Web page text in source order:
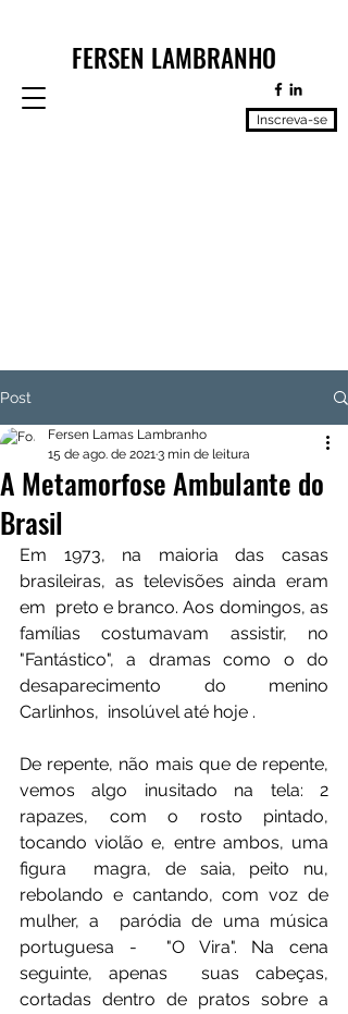
FERSEN LAMBRANHO
Inscreva-se
Post
A Metamorfose Ambulante do
Brasil
Fersen Lamas Lambranho
15 de ago. de 20213 min de leitura
Em 1973, na maioria das casas
brasileiras, as televisões ainda eram
em  preto e branco. Aos domingos, as
famílias costumavam assistir, no
"Fantástico", a dramas como o do
desaparecimento do menino
Carlinhos,  insolúvel até hoje .
De repente, não mais que de repente,
vemos algo inusitado na tela: 2
rapazes, com o rosto pintado,
tocando violão e, entre ambos, uma
figura  magra, de saia, peito nu,
rebolando e cantando, com voz de
mulher, a  paródia de uma música
portuguesa -  "O Vira". Na cena
seguinte, apenas  suas cabeças,
cortadas dentro de pratos sobre a